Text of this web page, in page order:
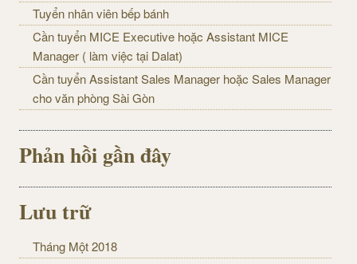
Tuyển nhân viên bếp bánh
Cần tuyển MICE Executive hoặc Assistant MICE
Manager ( làm việc tại Dalat)
Cần tuyển Assistant Sales Manager hoặc Sales Manager
cho văn phòng Sài Gòn
Phản hồi gần đây
Lưu trữ
Tháng Một 2018